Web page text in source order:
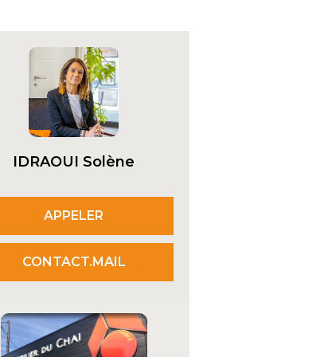
IDRAOUI Solène
APPELER
CONTACT.MAIL